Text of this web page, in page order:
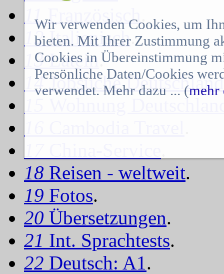
11Französisch
12Italienisch.
13Latein.
14Jobsuche Deutschland
Wohnung
18 Reisen - weltweit.
19 Fotos.
20 Übersetzungen.
21 Int. Sprachtests.
22 Deutsch: A1.
Wir verwenden Cookies, um
bieten. Mit Ihrer Zustimmung
Cookies in Übereinstimmung
Persönliche Daten/Cookies
verwendet. Mehr dazu ... (mehr